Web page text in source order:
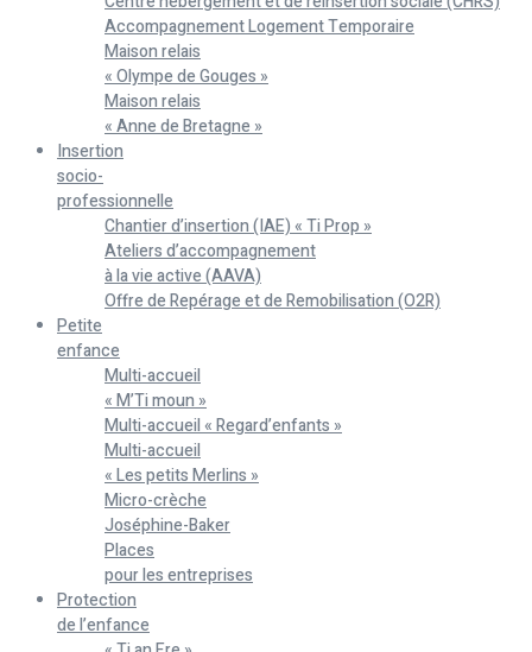
Accompagnement Logement Temporaire
Maison relais
« Olympe de Gouges »
Maison relais
« Anne de Bretagne »
Insertion
socio-
professionnelle
Chantier d’insertion (IAE) « Ti Prop »
Ateliers d’accompagnement
à la vie active (AAVA)
Offre de Repérage et de Remobilisation (O2R)
Petite
enfance
Multi-accueil
« M’Ti moun »
Multi-accueil « Regard’enfants »
Multi-accueil
« Les petits Merlins »
Micro-crèche
Joséphine-Baker
Places
pour les entreprises
Protection
de l’enfance